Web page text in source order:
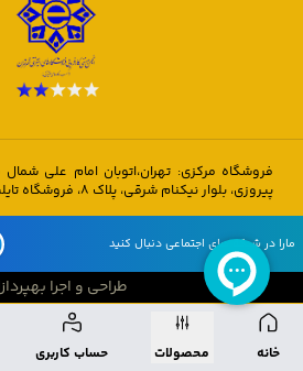
خانه محصولات حساب کاربری
فروشگاه مرکزی: تهران،اتوبان امام علی شمال
پیروزی، بلوار نیکنام شرقی، پلاک 8، فروشگاه تایلیور
مارا در شبکه های اجتماعی دنبال کنید
طراحی و اجرا
طراحی و اجرا